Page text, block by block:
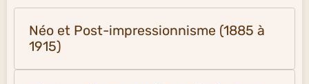
Néo et Post-impressionnisme (1885 à
1915)